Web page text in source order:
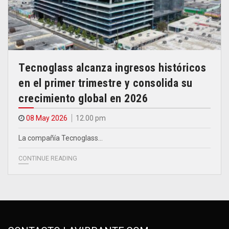
Tecnoglass alcanza ingresos históricos
en el primer trimestre y consolida su
crecimiento global en 2026
08 May 2026 12.00 pm
La compañía Tecnoglass…
CONTINUE READING